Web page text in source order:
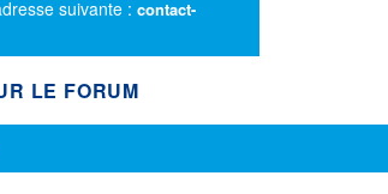
suivante : contact-
LE FORUM